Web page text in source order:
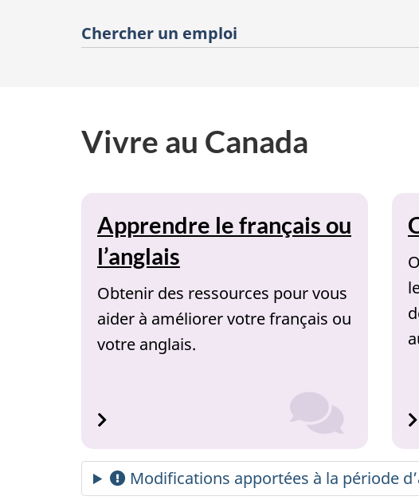
Chercher un emploi
Vivre au Canada
Apprendre le français ou
l’anglais
Obtenir des ressources pour vous
aider à améliorer votre français ou
votre anglais.
Modifications apportées à la période